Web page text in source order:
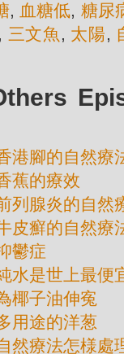
, 血糖低, 糖尿
, 三文魚 , 太陽,
港腳的自然療
蕉的療效
列腺炎的自然
皮癬的自然療
鬱症
水是世上最便
椰子油伸寃
用途的洋葱
然療法怎様處